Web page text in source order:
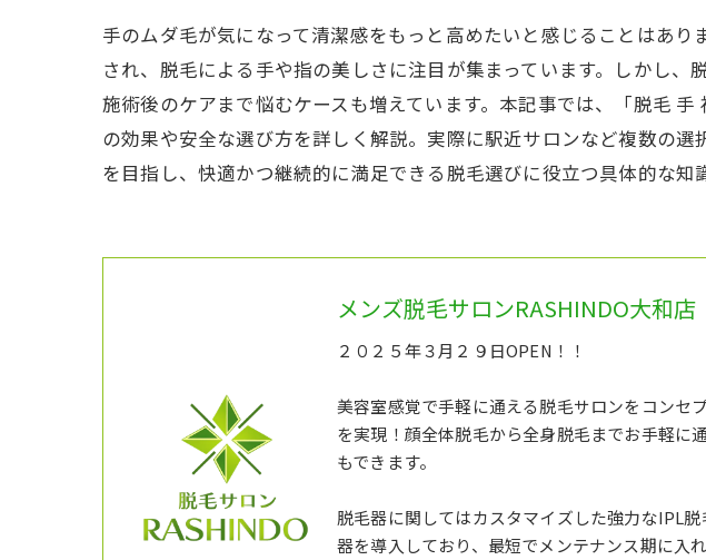
手のムダ毛が気になって清潔感をもっと高めたいと感じることはあ
され、脱毛による手や指の美しさに注目が集まっています。しかし
施術後のケアまで悩むケースも増えています。本記事では、「脱毛
の効果や安全な選び方を詳しく解説。実際に駅近サロンなど複数の
を目指し、快適かつ継続的に満足できる脱毛選びに役立つ具体的な知
メンズ脱毛サロンRASHINDO大和店
２０２５年３月２９日OPEN！！
美容室感覚で手軽に通える脱毛サロンをコンセ
を実現！顔全体脱毛から全身脱毛までお手軽に
もできます。
脱毛器に関してはカスタマイズした強力なIPL
器を導入しており、最短でメンテナンス期に入